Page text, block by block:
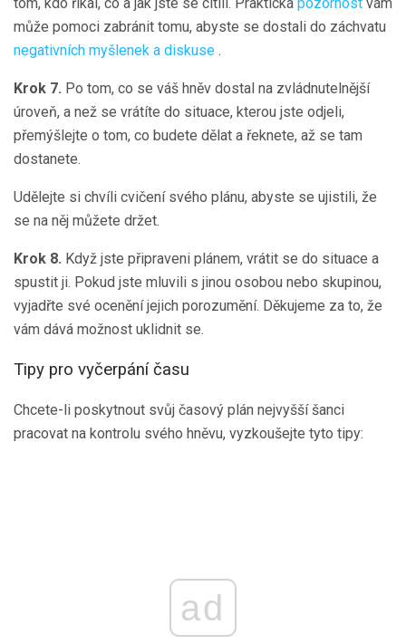
může pomoci zabránit tomu, abyste se dostali do záchvatu
negativních myšlenek a diskuse .
Krok 7. Po tom, co se váš hněv dostal na zvládnutelnější
úroveň, a než se vrátíte do situace, kterou jste odjeli,
přemýšlejte o tom, co budete dělat a řeknete, až se tam
dostanete.
Udělejte si chvíli cvičení svého plánu, abyste se ujistili, že
se na něj můžete držet.
Krok 8. Když jste připraveni plánem, vrátit se do situace a
spustit ji. Pokud jste mluvili s jinou osobou nebo skupinou,
vyjadřte své ocenění jejich porozumění. Děkujeme za to, že
vám dává možnost uklidnit se.
Tipy pro vyčerpání času
Chcete-li poskytnout svůj časový plán nejvyšší šanci
pracovat na kontrolu svého hněvu, vyzkoušejte tyto tipy:
ad